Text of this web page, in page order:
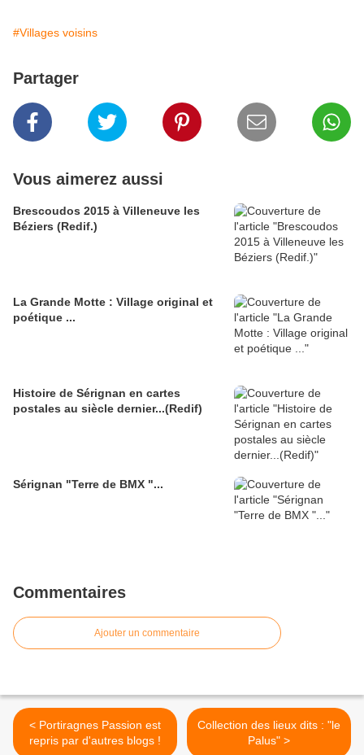
#Villages voisins
Partager
Vous aimerez aussi
Brescoudos 2015 à Villeneuve les
Béziers (Redif.)
La Grande Motte : Village original et
poétique ...
Histoire de Sérignan en cartes
postales au siècle dernier...(Redif)
Sérignan "Terre de BMX "...
Commentaires
Ajouter un commentaire
< Portiragnes Passion est
repris par d'autres blogs !
Collection des lieux dits : "le
Palus" >